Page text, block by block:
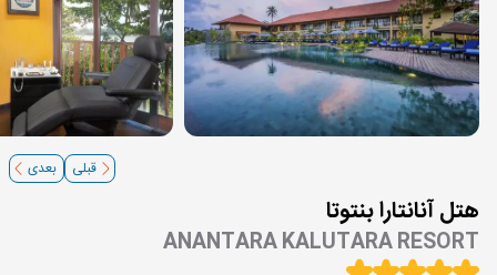
قبلی بعدی
هتل آنانتارا بنتوتا
ANANTARA KALUTARA RESORT